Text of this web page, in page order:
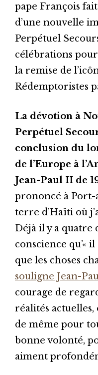
pape François
d’une nouvelle
Perpétuel
célébrations
la remise de
Rédemptoristes
La dévotion à
Perpétuel
conclusion du
de l’Europe à
Jean-Paul II de
prononcé à Port-
terre d’Haïti où
Déjà il y a quatre
conscience qu’«
que les choses
souligne Jean-
courage de
réalités actuelles,
de même pour
bonne volonté,
aiment